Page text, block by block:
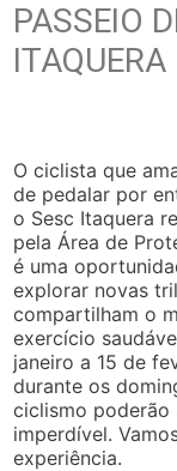
PASSEIO
ITAQUERA
O ciclista que
de pedalar por
o Sesc Itaquera
pela Área de
é uma
explorar novas
compartilham o
exercício
janeiro a 15 de
durante os
ciclismo poderão
imperdível.
experiência.